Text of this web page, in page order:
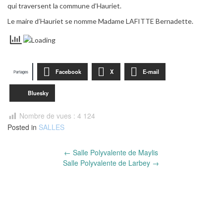
qui traversent la commune d’Hauriet.
Le maire d’Hauriet se nomme Madame LAFITTE Bernadette.
Facebook X E-mail
Bluesky
Partages
Nombre de vues : 4 124
Posted in SALLES
← Salle Polyvalente de Maylis
Salle Polyvalente de Larbey →